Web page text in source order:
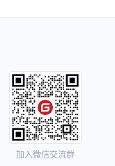
加入微信交流群